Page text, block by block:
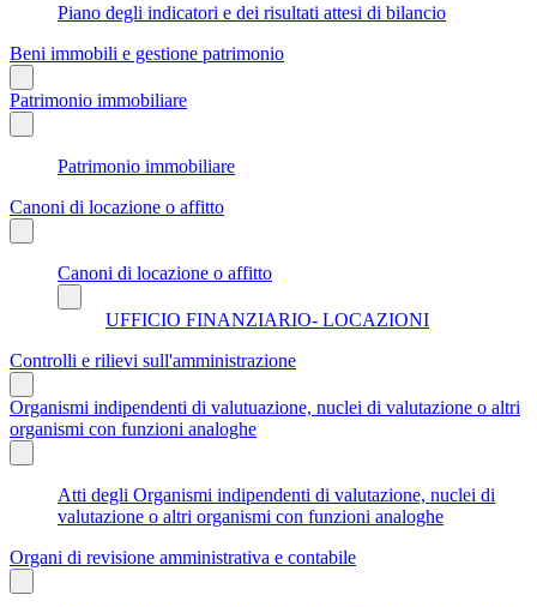
Piano degli indicatori e dei risultati attesi di bilancio
Beni immobili e gestione patrimonio
Patrimonio immobiliare
Patrimonio immobiliare
Canoni di locazione o affitto
Canoni di locazione o affitto
UFFICIO FINANZIARIO- LOCAZIONI
Controlli e rilievi sull'amministrazione
Organismi indipendenti di valutuazione, nuclei di valutazione o altri
organismi con funzioni analoghe
Atti degli Organismi indipendenti di valutazione, nuclei di
valutazione o altri organismi con funzioni analoghe
Organi di revisione amministrativa e contabile